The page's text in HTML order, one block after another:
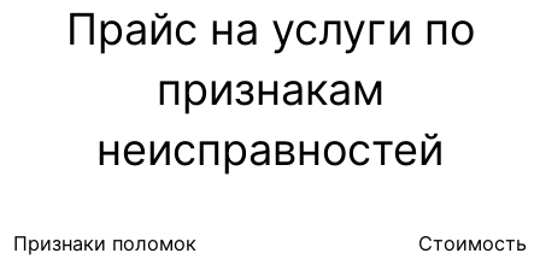
Прайс на услуги по
признакам
неисправностей
Признаки поломок
Стоимость